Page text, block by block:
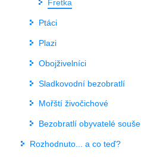
Fretka
Ptáci
Plazi
Obojživelníci
Sladkovodní bezobratlí
Mořští živočichové
Bezobratlí obyvatelé souše
Rozhodnuto... a co teď?